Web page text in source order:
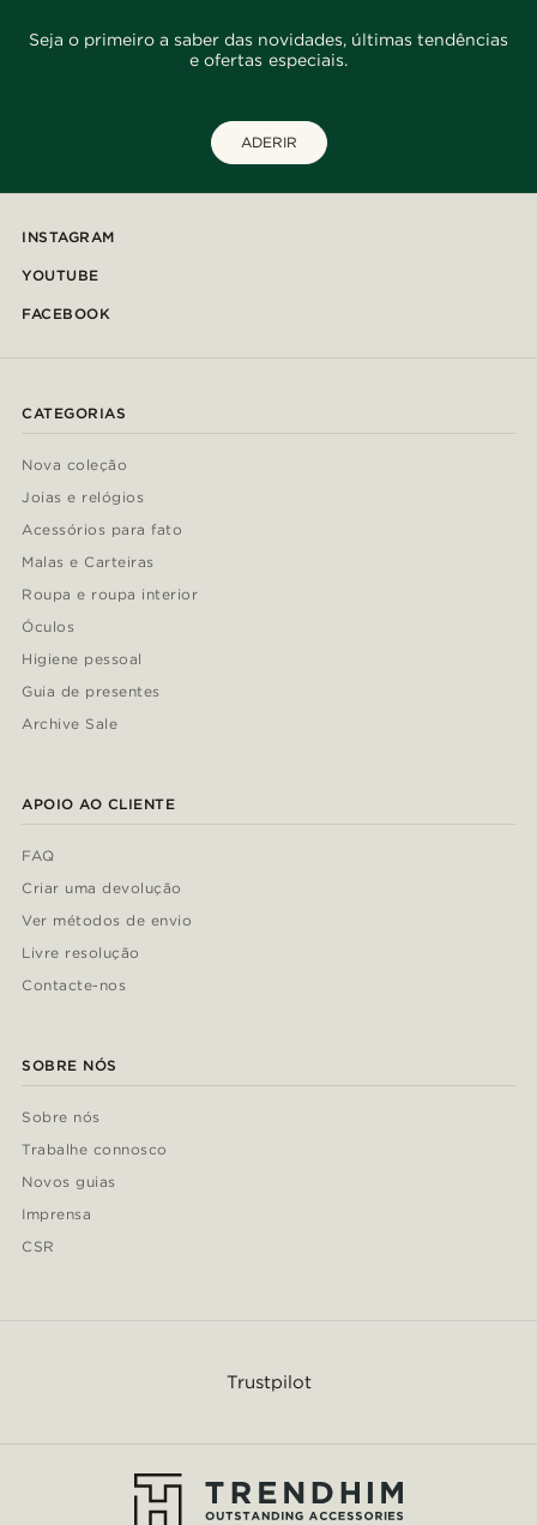
Seja o primeiro a saber das novidades, últimas tendências
e ofertas especiais.
ADERIR
INSTAGRAM
YOUTUBE
FACEBOOK
CATEGORIAS
Nova coleção
Joias e relógios
Acessórios para fato
Malas e Carteiras
Roupa e roupa interior
Óculos
Higiene pessoal
Guia de presentes
Archive Sale
APOIO AO CLIENTE
FAQ
Criar uma devolução
Ver métodos de envio
Livre resolução
Contacte-nos
SOBRE NÓS
Sobre nós
Trabalhe connosco
Novos guias
Imprensa
CSR
Trustpilot